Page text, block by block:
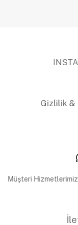
Gizlilik &
Müşteri